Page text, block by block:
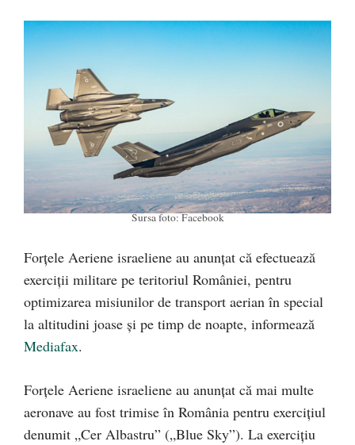
Sursa foto: Facebook
Forţele Aeriene israeliene au anunţat că efectuează
exerciţii militare pe teritoriul României, pentru
optimizarea misiunilor de transport aerian în special
la altitudini joase şi pe timp de noapte, informează
Mediafax.
Forţele Aeriene israeliene au anunţat că mai multe
aeronave au fost trimise în România pentru exerciţiul
denumit „Cer Albastru” („Blue Sky”). La exerciţiu